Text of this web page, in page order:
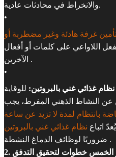
والانخراط في محادثات عادية.
•
غرفة هادئة وغير مضطربة أو
اللاواعي على كلمات أو أفعال
الآخرين .
•
غذائي غني بالبروتين: للوقاية
عن النشاط الذهني المفرط، يجب
بانتظام لمدة لا تزيد عن ساعة
اتباع نظام غذائي غني بالبروتين
ضروريًا لوظائف الدماغ النشطة .
الخمس خطوات لتحقيق التدفق